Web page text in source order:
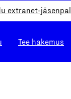
extranet-
Tee hakemus